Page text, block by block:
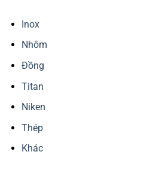
Inox
Nhôm
Đồng
Titan
Niken
Thép
Khác